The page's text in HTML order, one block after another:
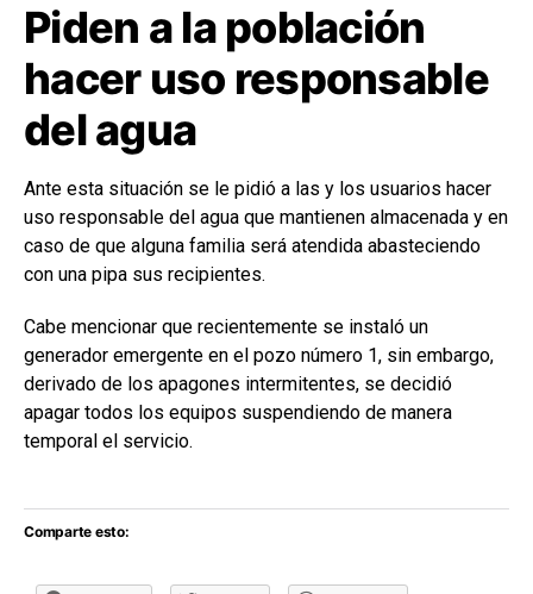
Piden a la población
hacer uso responsable
del agua
Ante esta situación se le pidió a las y los usuarios hacer
uso responsable del agua que mantienen almacenada y en
caso de que alguna familia será atendida abasteciendo
con una pipa sus recipientes.
Cabe mencionar que recientemente se instaló un
generador emergente en el pozo número 1, sin embargo,
derivado de los apagones intermitentes, se decidió
apagar todos los equipos suspendiendo de manera
temporal el servicio.
Comparte esto: